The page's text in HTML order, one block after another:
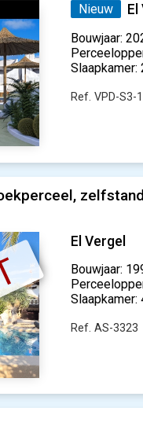
Nieuw El
Bouwjaar:
Slaapkamer:
Ref. VPD-S3-
El Vergel
Bouwjaar:
Slaapkamer:
Ref. AS-3323